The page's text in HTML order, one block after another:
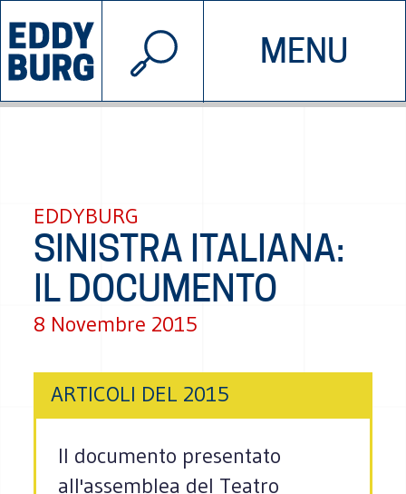
MENU
INIZIATIVE CHI SIAMO
© 2026 EDDYBURG
EDDYBURG
SINISTRA ITALIANA:
IL DOCUMENTO
8 Novembre 2015
ARTICOLI DEL 2015
Il documento presentato
all'assemblea del Teatro